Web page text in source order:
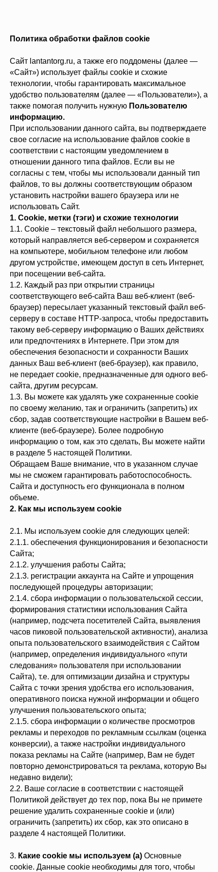
Политика обработки файлов cookie
Сайт lantantorg.ru, а также его поддомены (далее —
«Сайт») использует файлы cookie и схожие
технологии, чтобы гарантировать максимальное
удобство пользователям (далее — «Пользователи»), а
также помогая получить нужную Пользователю
информацию.
При использовании данного сайта, вы подтверждаете
свое согласие на использование файлов cookie в
соответствии с настоящим уведомлением в
отношении данного типа файлов. Если вы не
согласны с тем, чтобы мы использовали данный тип
файлов, то вы должны соответствующим образом
установить настройки вашего браузера или не
использовать Сайт.
1. Cookie, метки (тэги) и схожие технологии
1.1. Cookie – текстовый файл небольшого размера,
который направляется веб-сервером и сохраняется
на компьютере, мобильном телефоне или любом
другом устройстве, имеющем доступ в сеть Интернет,
при посещении веб-сайта.
1.2. Каждый раз при открытии страницы
соответствующего веб-сайта Ваш веб-клиент (веб-
браузер) пересылает указанный текстовый файл веб-
серверу в составе HTTP-запроса, чтобы предоставить
такому веб-серверу информацию о Ваших действиях
или предпочтениях в Интернете. При этом для
обеспечения безопасности и сохранности Ваших
данных Ваш веб-клиент (веб-браузер), как правило,
не передает cookie, предназначенные для одного веб-
сайта, другим ресурсам.
1.3. Вы можете как удалять уже сохраненные cookie
по своему желанию, так и ограничить (запретить) их
сбор, задав соответствующие настройки в Вашем веб-
клиенте (веб-браузере). Более подробную
информацию о том, как это сделать, Вы можете найти
в разделе 5 настоящей Политики.
Обращаем Ваше внимание, что в указанном случае
мы не сможем гарантировать работоспособность.
Сайта и доступность его функционала в полном
объеме.
2. Как мы используем cookie
2.1. Мы используем cookie для следующих целей:
2.1.1. обеспечения функционирования и безопасности
Сайта;
2.1.2. улучшения работы Сайта;
2.1.3. регистрации аккаунта на Сайте и упрощения
последующей процедуры авторизации;
2.1.4. сбора информации о пользовательской сессии,
формирования статистики использования Сайта
(например, подсчета посетителей Сайта, выявления
часов пиковой пользовательской активности), анализа
опыта пользовательского взаимодействия с Сайтом
(например, определения индивидуального «пути
следования» пользователя при использовании
Сайта), т.е. для оптимизации дизайна и структуры
Сайта с точки зрения удобства его использования,
оперативного поиска нужной информации и общего
улучшения пользовательского опыта;
2.1.5. сбора информации о количестве просмотров
рекламы и переходов по рекламным ссылкам (оценка
конверсии), а также настройки индивидуального
показа рекламы на Сайте (например, Вам не будет
повторно демонстрироваться та реклама, которую Вы
недавно видели);
2.2. Ваше согласие в соответствии с настоящей
Политикой действует до тех пор, пока Вы не примете
решение удалить сохраненные cookie и (или)
ограничить (запретить) их сбор, как это описано в
разделе 4 настоящей Политики.
3. Какие cookie мы используем (а) Основные
cookie. Данные cookie необходимы для того, чтобы